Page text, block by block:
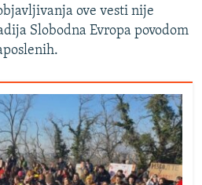
ove vesti nije
Slobodna Evropa povodom